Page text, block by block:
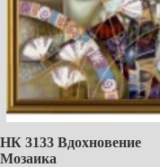
НК 3133 Вдохновение
Мозаика